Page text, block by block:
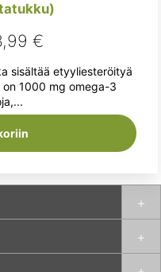
€.
€Nykyinen
hinta
on:
18,99 €.
sisältää etyyliesteröityä
on 1000 mg omega-3